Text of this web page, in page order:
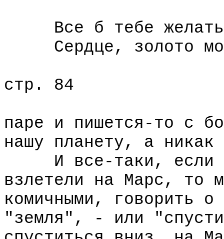
Все б тебе желать
Сердце, золото
стр. 84
паре и пишется-то с
нашу планету, а
И все-таки, если
взлетели на Марс, то
комичными, говорить
"земля", - или